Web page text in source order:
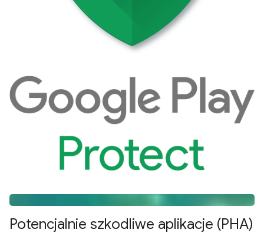
Potencjalnie szkodliwe aplikacje (PHA)